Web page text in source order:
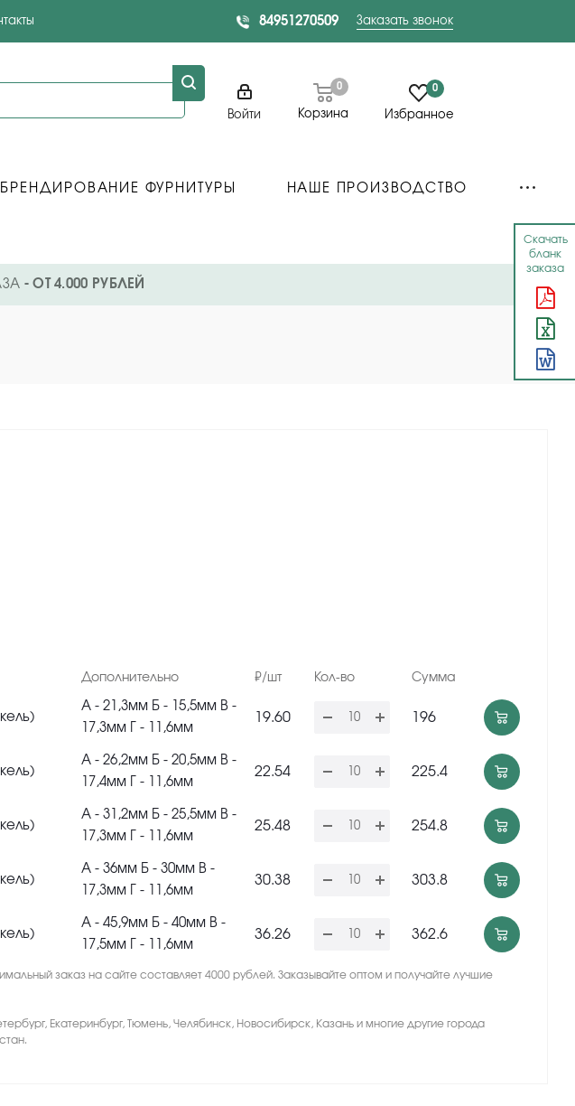
Скачать
бланк
заказа
84951270509 Заказать звонок
Войти Корзина
0 0
Избранное
БРЕНДИРОВАНИЕ ФУРНИТУРЫ НАШЕ ПРОИЗВОДСТВО
- ОТ 4.000 РУБЛЕЙ
Дополнительно ₽/шт Кол-во Сумма
А - 21,3мм Б - 15,5мм В -
17,3мм Г - 11,6мм
19.60 196
А - 26,2мм Б - 20,5мм В -
17,4мм Г - 11,6мм
22.54 225.4
А - 31,2мм Б - 25,5мм В -
17,3мм Г - 11,6мм
25.48 254.8
А - 36мм Б - 30мм В -
17,3мм Г - 11,6мм
30.38 303.8
А - 45,9мм Б - 40мм В -
17,5мм Г - 11,6мм
36.26 362.6
заказ на сайте составляет 4000 рублей. Заказывайте оптом и получайте лучшие
Екатеринбург, Тюмень, Челябинск, Новосибирск, Казань и многие другие города